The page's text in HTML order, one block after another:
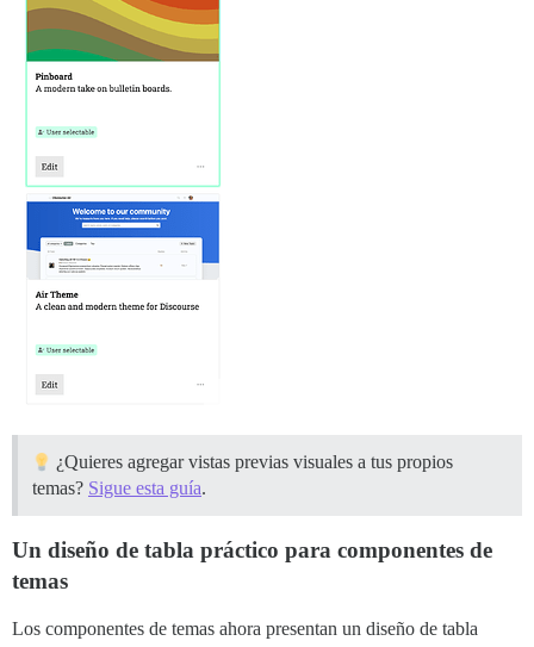
¿Quieres agregar vistas previas visuales a tus propios
temas? Sigue esta guía.
Un diseño de tabla práctico para componentes de
temas
Los componentes de temas ahora presentan un diseño de tabla